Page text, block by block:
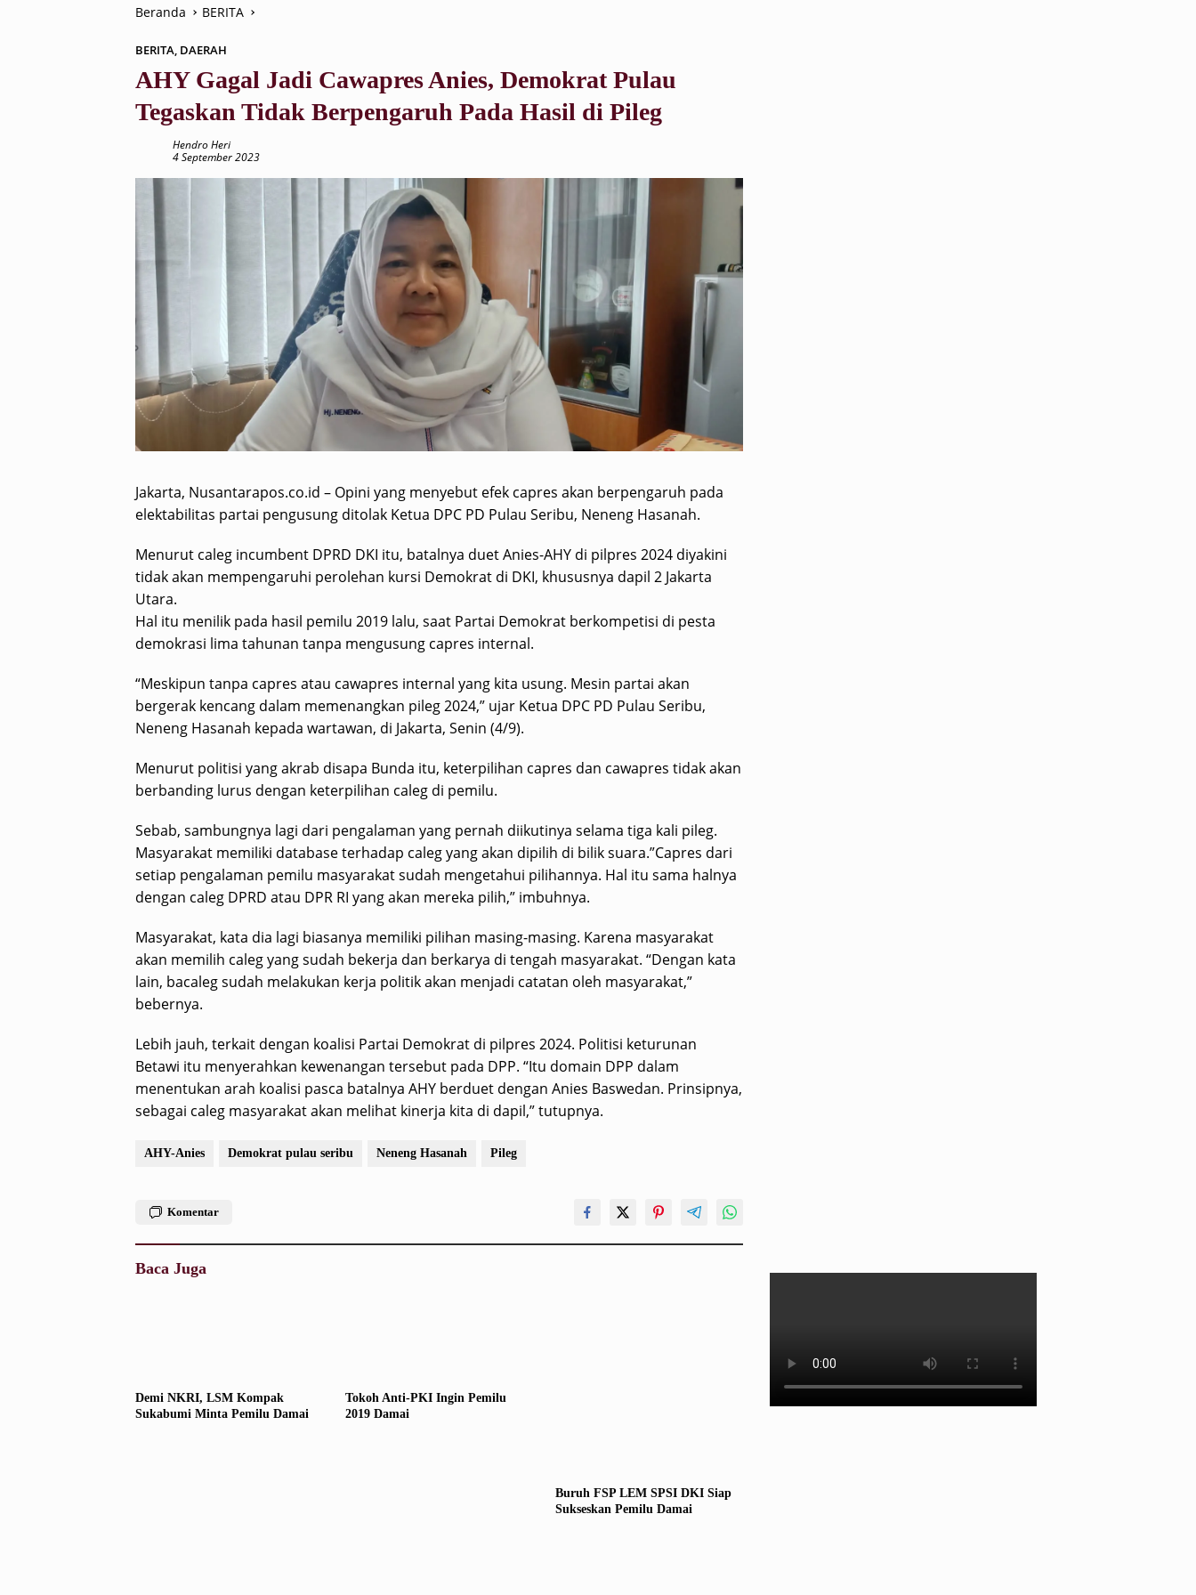
Beranda BERITA
BERITA, DAERAH
AHY Gagal Jadi Cawapres Anies, Demokrat Pulau
Tegaskan Tidak Berpengaruh Pada Hasil di Pileg
Hendro Heri
4 September 2023
Jakarta, Nusantarapos.co.id – Opini yang menyebut efek capres akan berpengaruh pada
elektabilitas partai pengusung ditolak Ketua DPC PD Pulau Seribu, Neneng Hasanah.
Menurut caleg incumbent DPRD DKI itu, batalnya duet Anies-AHY di pilpres 2024 diyakini
tidak akan mempengaruhi perolehan kursi Demokrat di DKI, khususnya dapil 2 Jakarta
Utara.
Hal itu menilik pada hasil pemilu 2019 lalu, saat Partai Demokrat berkompetisi di pesta
demokrasi lima tahunan tanpa mengusung capres internal.
“Meskipun tanpa capres atau cawapres internal yang kita usung. Mesin partai akan
bergerak kencang dalam memenangkan pileg 2024,” ujar Ketua DPC PD Pulau Seribu,
Neneng Hasanah kepada wartawan, di Jakarta, Senin (4/9).
Menurut politisi yang akrab disapa Bunda itu, keterpilihan capres dan cawapres tidak akan
berbanding lurus dengan keterpilihan caleg di pemilu.
Sebab, sambungnya lagi dari pengalaman yang pernah diikutinya selama tiga kali pileg.
Masyarakat memiliki database terhadap caleg yang akan dipilih di bilik suara.”Capres dari
setiap pengalaman pemilu masyarakat sudah mengetahui pilihannya. Hal itu sama halnya
dengan caleg DPRD atau DPR RI yang akan mereka pilih,” imbuhnya.
Masyarakat, kata dia lagi biasanya memiliki pilihan masing-masing. Karena masyarakat
akan memilih caleg yang sudah bekerja dan berkarya di tengah masyarakat. “Dengan kata
lain, bacaleg sudah melakukan kerja politik akan menjadi catatan oleh masyarakat,”
bebernya.
Lebih jauh, terkait dengan koalisi Partai Demokrat di pilpres 2024. Politisi keturunan
Betawi itu menyerahkan kewenangan tersebut pada DPP. “Itu domain DPP dalam
menentukan arah koalisi pasca batalnya AHY berduet dengan Anies Baswedan. Prinsipnya,
sebagai caleg masyarakat akan melihat kinerja kita di dapil,” tutupnya.
AHY-Anies Demokrat pulau seribu Neneng Hasanah Pileg
Komentar
Baca Juga
Demi NKRI, LSM Kompak
Sukabumi Minta Pemilu Damai
Tokoh Anti-PKI Ingin Pemilu
2019 Damai
Buruh FSP LEM SPSI DKI Siap
Sukseskan Pemilu Damai